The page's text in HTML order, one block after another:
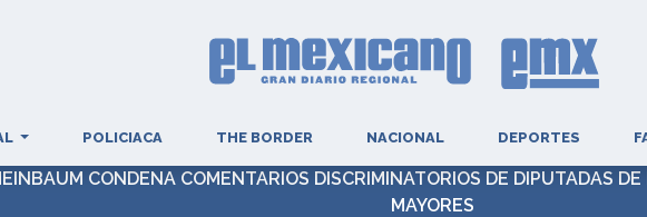
POLICIACA THE BORDER NACIONAL DEPORTES
CONDENA COMENTARIOS DISCRIMINATORIOS DE DIPUTADAS
MAYORES